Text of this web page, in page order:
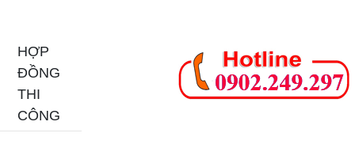
HỢP
ĐỒNG
THI
CÔNG